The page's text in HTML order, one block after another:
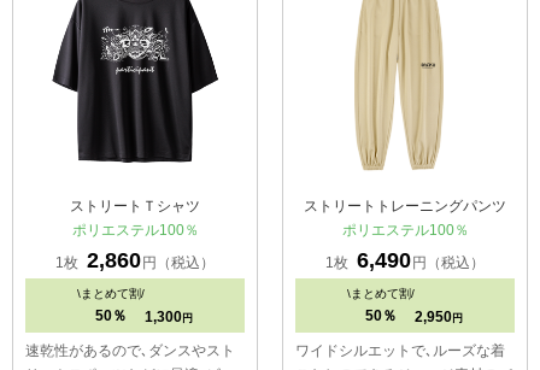
ストリートＴシャツ
ポリエステル100％
1枚 2,860 円（税込）
\まとめて割/
50％ 1,300 円
速乾性があるので､ダンスやスト
ストリートトレーニングパンツ
ポリエステル100％
1枚 6,490 円（税込）
\まとめて割/
50％ 2,950 円
ワイドシルエットで､ルーズな着